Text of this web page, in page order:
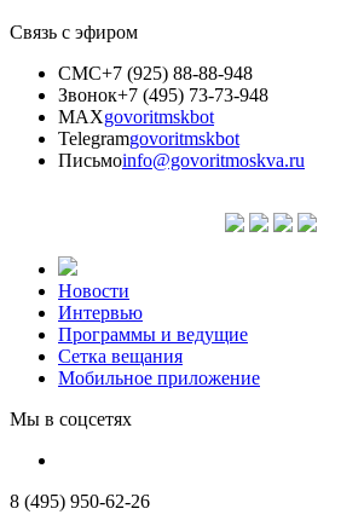
Связь с эфиром
СМС+7 (925) 88-88-948
Звонок+7 (495) 73-73-948
MAXgovoritmskbot
Telegramgovoritmskbot
Письмоinfo@govoritmoskva.ru
Новости
Интервью
Программы и ведущие
Сетка вещания
Мобильное приложение
Мы в соцсетях
8 (495) 950-62-26